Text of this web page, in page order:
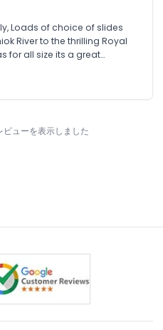
Loads of choice of slides
River to the thrilling Royal
for all size its a great
ューを表示しました